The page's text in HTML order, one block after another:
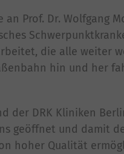
Prof. Dr. Wolfgang
die alle weiter
hin und her
der DRK Kliniken
geöffnet und damit
hoher Qualität